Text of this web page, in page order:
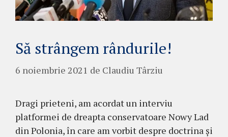
Să strângem rândurile!
6 noiembrie 2021 de Claudiu Târziu
Dragi prieteni, am acordat un interviu
platformei de dreapta conservatoare Nowy Lad
din Polonia, în care am vorbit despre doctrina și